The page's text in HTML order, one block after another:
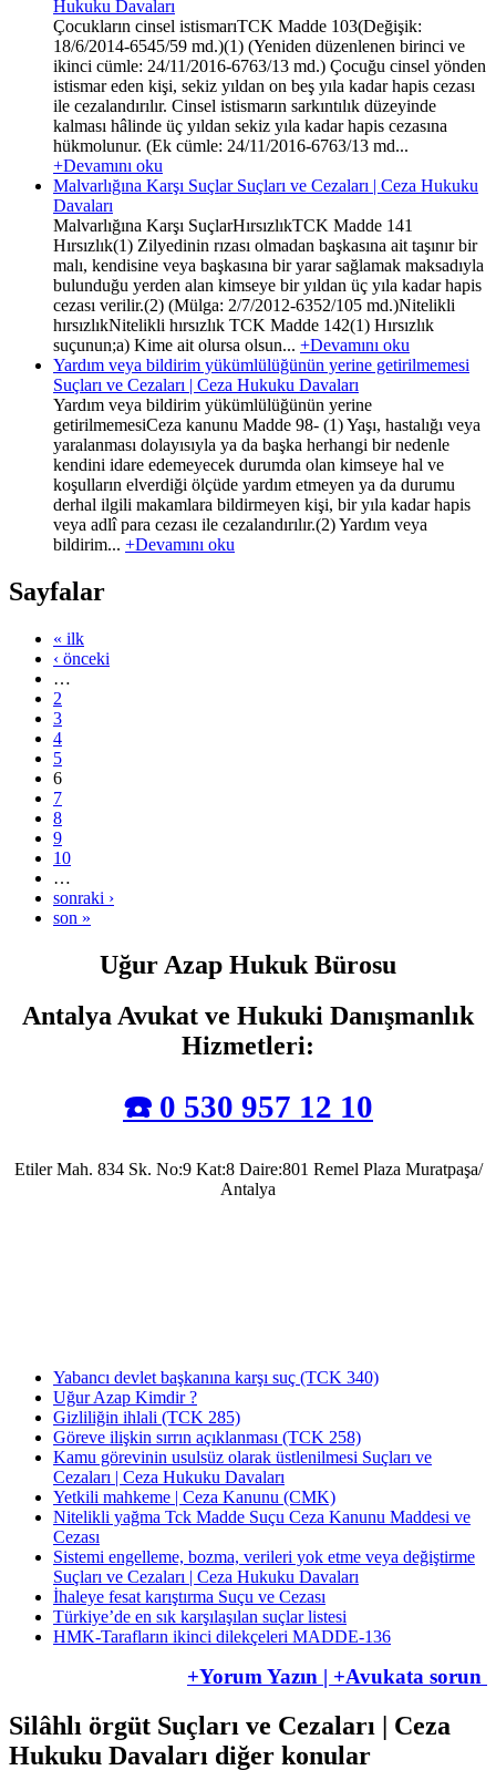
Hukuku Davaları
Çocukların cinsel istismarıTCK Madde 103(Değişik:
18/6/2014-6545/59 md.)(1) (Yeniden düzenlenen birinci ve
ikinci cümle: 24/11/2016-6763/13 md.) Çocuğu cinsel yönden
istismar eden kişi, sekiz yıldan on beş yıla kadar hapis cezası
ile cezalandırılır. Cinsel istismarın sarkıntılık düzeyinde
kalması hâlinde üç yıldan sekiz yıla kadar hapis cezasına
hükmolunur. (Ek cümle: 24/11/2016-6763/13 md...
+Devamını oku
Malvarlığına Karşı Suçlar Suçları ve Cezaları | Ceza Hukuku
Davaları
Malvarlığına Karşı SuçlarHırsızlıkTCK Madde 141
Hırsızlık(1) Zilyedinin rızası olmadan başkasına ait taşınır bir
malı, kendisine veya başkasına bir yarar sağlamak maksadıyla
bulunduğu yerden alan kimseye bir yıldan üç yıla kadar hapis
cezası verilir.(2) (Mülga: 2/7/2012-6352/105 md.)Nitelikli
hırsızlıkNitelikli hırsızlık TCK Madde 142(1) Hırsızlık
suçunun;a) Kime ait olursa olsun... +Devamını oku
Yardım veya bildirim yükümlülüğünün yerine getirilmemesi
Suçları ve Cezaları | Ceza Hukuku Davaları
Yardım veya bildirim yükümlülüğünün yerine
getirilmemesiCeza kanunu Madde 98- (1) Yaşı, hastalığı veya
yaralanması dolayısıyla ya da başka herhangi bir nedenle
kendini idare edemeyecek durumda olan kimseye hal ve
koşulların elverdiği ölçüde yardım etmeyen ya da durumu
derhal ilgili makamlara bildirmeyen kişi, bir yıla kadar hapis
veya adlî para cezası ile cezalandırılır.(2) Yardım veya
bildirim... +Devamını oku
Sayfalar
« ilk
‹ önceki
…
2
3
4
5
6
7
8
9
10
…
sonraki ›
son »
Uğur Azap Hukuk Bürosu
Antalya Avukat ve Hukuki Danışmanlık
Hizmetleri:
☎️ 0 530 957 12 10
Etiler Mah. 834 Sk. No:9 Kat:8 Daire:801 Remel Plaza Muratpaşa/
Antalya
Yabancı devlet başkanına karşı suç (TCK 340)
Uğur Azap Kimdir ?
Gizliliğin ihlali (TCK 285)
Göreve ilişkin sırrın açıklanması (TCK 258)
Kamu görevinin usulsüz olarak üstlenilmesi Suçları ve
Cezaları | Ceza Hukuku Davaları
Yetkili mahkeme | Ceza Kanunu (CMK)
Nitelikli yağma Tck Madde Suçu Ceza Kanunu Maddesi ve
Cezası
Sistemi engelleme, bozma, verileri yok etme veya değiştirme
Suçları ve Cezaları | Ceza Hukuku Davaları
İhaleye fesat karıştırma Suçu ve Cezası
Türkiye’de en sık karşılaşılan suçlar listesi
HMK-Tarafların ikinci dilekçeleri ​​​​​​​MADDE-136
+Yorum Yazın | +Avukata sorun
Silâhlı örgüt Suçları ve Cezaları | Ceza
Hukuku Davaları diğer konular